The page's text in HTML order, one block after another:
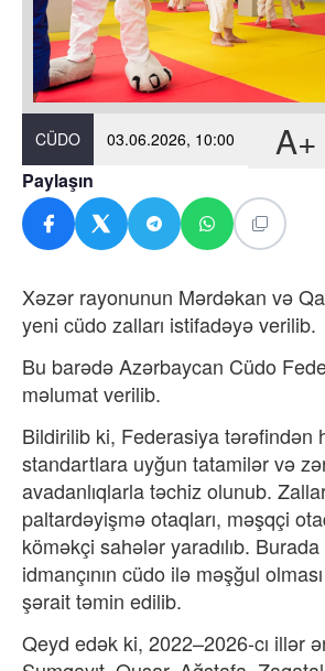
CÜDO 03.06.2026, 10:00 A+
Paylaşın
Xəzər rayonunun Mərdəkan və
yeni cüdo zalları istifadəyə verilib.
Bu barədəAzərbaycan Cüdo
məlumat verilib.
Bildirilib ki, Federasiya tərəfindən
standartlara uyğun tatamilər və
avadanlıqlarla təchiz olunub.
paltardəyişmə otaqları, məşqçi
köməkçi sahələr yaradılıb.
idmançının cüdo ilə məşğul
şərait təmin edilib.
Qeyd edək ki, 2022–2026-cı illər